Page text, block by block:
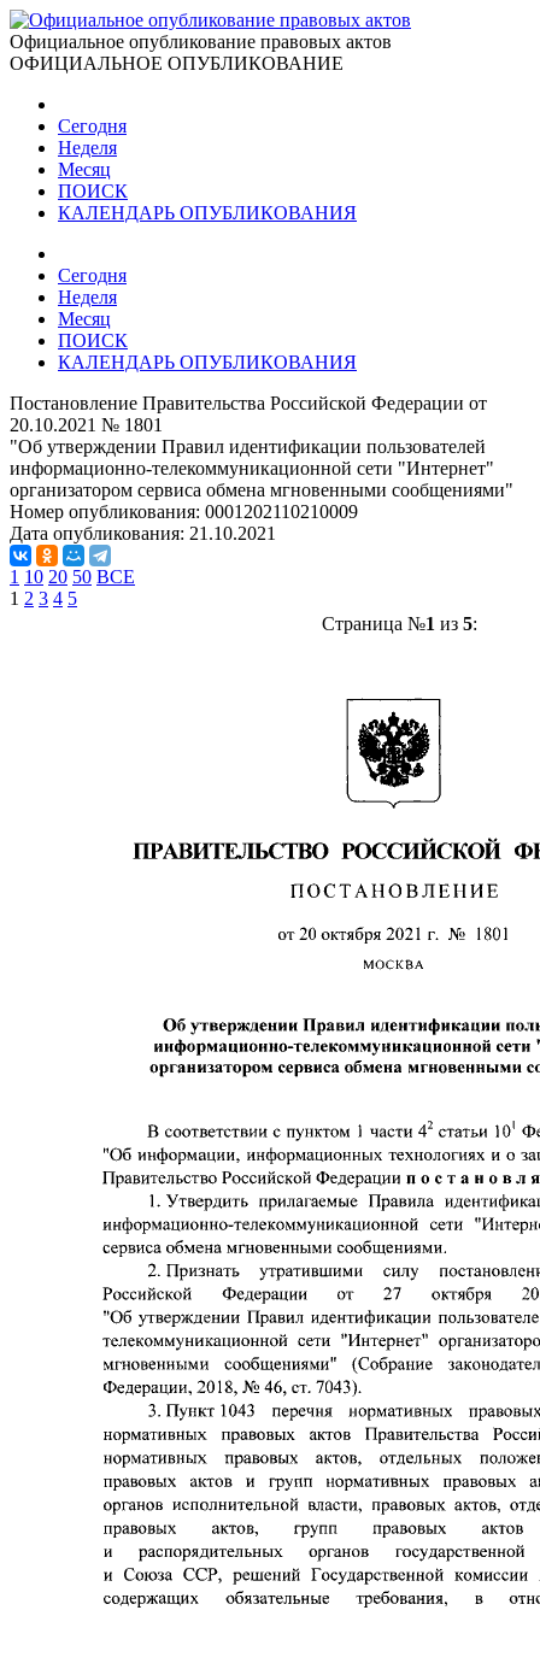
Официальное опубликование правовых актов
ОФИЦИАЛЬНОЕ ОПУБЛИКОВАНИЕ
Сегодня
Неделя
Месяц
ПОИСК
КАЛЕНДАРЬ ОПУБЛИКОВАНИЯ
Сегодня
Неделя
Месяц
ПОИСК
КАЛЕНДАРЬ ОПУБЛИКОВАНИЯ
Постановление Правительства Российской Федерации от
20.10.2021 № 1801
"Об утверждении Правил идентификации пользователей
информационно-телекоммуникационной сети "Интернет"
организатором сервиса обмена мгновенными сообщениями"
Номер опубликования: 0001202110210009
Дата опубликования: 21.10.2021
1 10 20 50 ВСЕ
1 2 3 4 5
Страница №1 из 5: